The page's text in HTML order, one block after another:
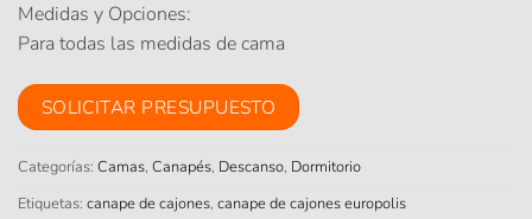
Medidas y Opciones:
Para todas las medidas de cama
SOLICITAR PRESUPUESTO
Categorías: Camas, Canapés, Descanso, Dormitorio
Etiquetas: canape de cajones, canape de cajones europolis